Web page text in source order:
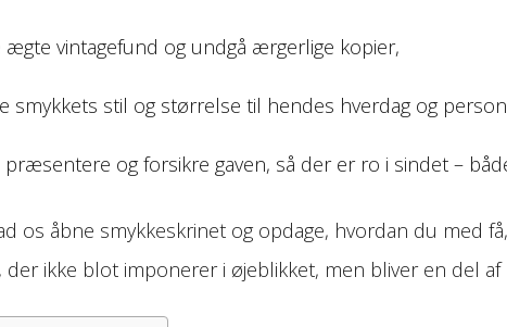
ægte vintagefund og undgå ærgerlige kopier,
smykkets stil og størrelse til hendes hverdag og
præsentere og forsikre gaven, så der er ro i sindet –
os åbne smykkeskrinet og opdage, hvordan du med
der ikke blot imponerer i øjeblikket, men bliver en del